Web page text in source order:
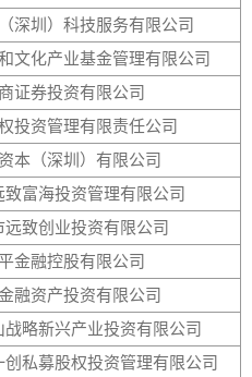
深圳）科技服务有限公司
文化产业基金管理有限公司
证券投资有限公司
投资管理有限责任公司
本（深圳）有限公司
致富海投资管理有限公司
远致创业投资有限公司
金融控股有限公司
融资产投资有限公司
战略新兴产业投资有限公司
私募股权投资管理有限公司